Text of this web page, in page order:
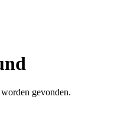
gevonden.